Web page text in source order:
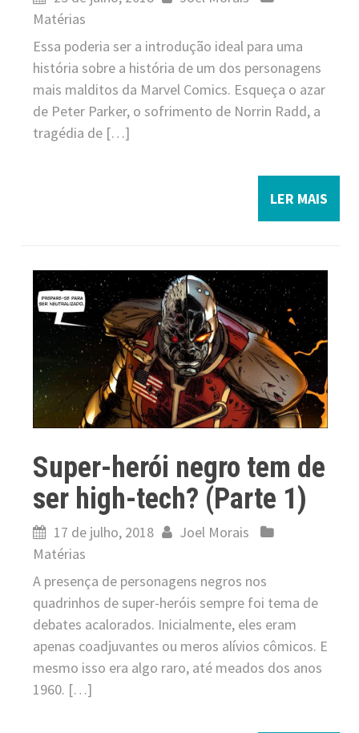
Matérias
Essa poderia ser a introdução ideal para uma
história sobre a história de um dos personagens
mais malditos da Marvel Comics. Esqueça o azar
de Peter Parker, o sofrimento de Norrin Radd, a
tragédia de […]
LER MAIS
Super-herói negro tem de
ser high-tech? (Parte 1)
17 de julho, 2018
Joel Morais
Matérias
A presença de personagens negros nos
quadrinhos de super-heróis sempre foi tema de
debates acalorados. Inicialmente, eles eram
apenas coadjuvantes ou meros alívios cômicos. E
mesmo isso era algo raro, até meados dos anos
1960. […]